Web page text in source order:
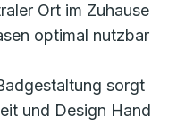
Ort im Zuhause
optimal nutzbar
sorgt
und Design Hand